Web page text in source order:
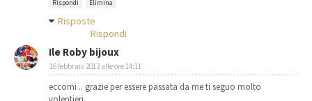
Rispondi Elimina
Risposte
Rispondi
Ile Roby bijoux
16 febbraio 2013 alle ore 14:11
eccomi .. grazie per essere passata da me ti seguo molto